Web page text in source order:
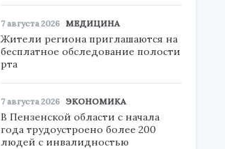
7 августа 2026 МЕДИЦИНА
Жители региона приглашаются на
бесплатное обследование полости
рта
7 августа 2026 ЭКОНОМИКА
В Пензенской области с начала
года трудоустроено более 200
людей с инвалидностью